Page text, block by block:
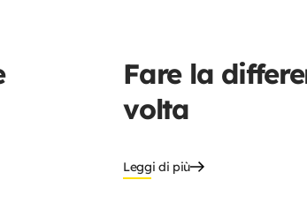
Fare la
volta
Leggi di più